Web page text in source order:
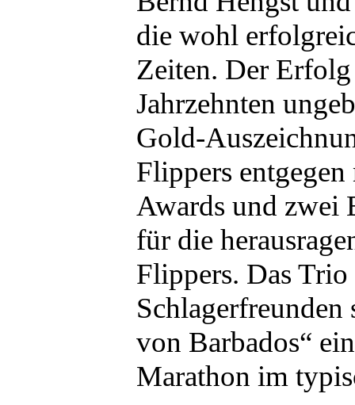
die wohl
Zeiten. Der
Jahrzehnten
Gold-
Flippers
Awards und zwei
für die
Flippers. Das Trio
Schlagerfreunden
von Barbados“
Marathon im